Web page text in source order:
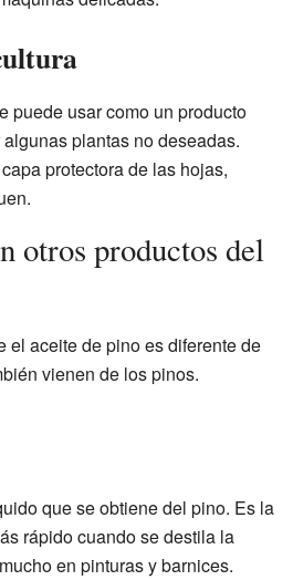
puede usar como un producto
plantas no deseadas.
protectora de las hojas,
otros productos del
el aceite de pino es diferente de
vienen de los pinos.
que se obtiene del pino. Es la
rápido cuando se destila la
en pinturas y barnices.